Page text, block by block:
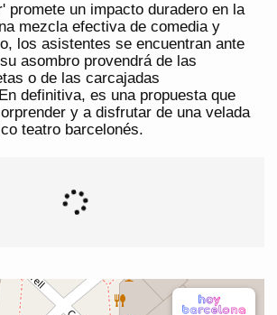
promete un impacto duradero en la
mezcla efectiva de comedia y
los asistentes se encuentran ante
asombro provendrá de las
o de las carcajadas
definitiva, es una propuesta que
y a disfrutar de una velada
teatro barcelonés.